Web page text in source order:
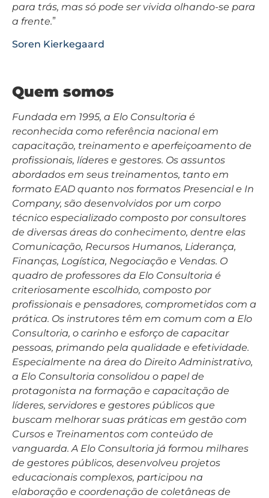
para trás, mas só pode ser vivida olhando-se para
a frente.”
Soren Kierkegaard
Quem somos
Fundada em 1995, a Elo Consultoria é
reconhecida como referência nacional em
capacitação, treinamento e aperfeiçoamento de
profissionais, líderes e gestores. Os assuntos
abordados em seus treinamentos, tanto em
formato EAD quanto nos formatos Presencial e In
Company, são desenvolvidos por um corpo
técnico especializado composto por consultores
de diversas áreas do conhecimento, dentre elas
Comunicação, Recursos Humanos, Liderança,
Finanças, Logística, Negociação e Vendas. O
quadro de professores da Elo Consultoria é
criteriosamente escolhido, composto por
profissionais e pensadores, comprometidos com a
prática. Os instrutores têm em comum com a Elo
Consultoria, o carinho e esforço de capacitar
pessoas, primando pela qualidade e efetividade.
Especialmente na área do Direito Administrativo,
a Elo Consultoria consolidou o papel de
protagonista na formação e capacitação de
líderes, servidores e gestores públicos que
buscam melhorar suas práticas em gestão com
Cursos e Treinamentos com conteúdo de
vanguarda. A Elo Consultoria já formou milhares
de gestores públicos, desenvolveu projetos
educacionais complexos, participou na
elaboração e coordenação de coletâneas de